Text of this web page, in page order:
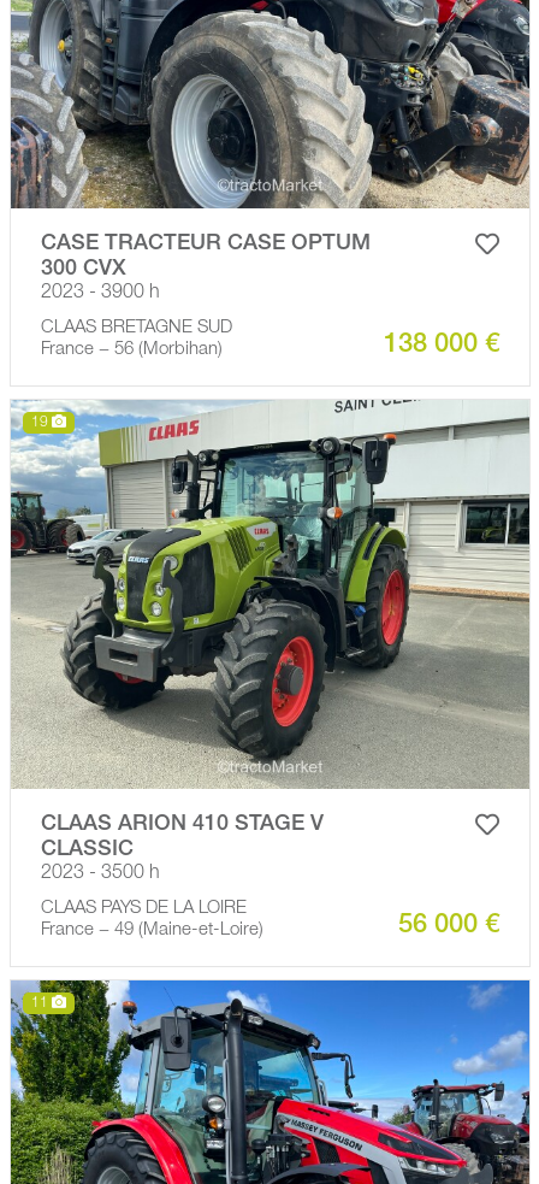
CASE TRACTEUR CASE OPTUM
300 CVX
2023 - 3900 h
CLAAS BRETAGNE SUD
France − 56 (Morbihan)
138 000 €
19
CLAAS ARION 410 STAGE V
CLASSIC
2023 - 3500 h
CLAAS PAYS DE LA LOIRE
France − 49 (Maine-et-Loire)
56 000 €
11